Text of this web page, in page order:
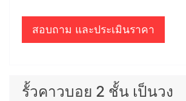
สอบถาม และประเมินราคา
รั้วคาวบอย 2 ชั้น เป็นวง